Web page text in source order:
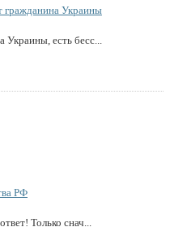
гражданина Украины
есть бесс...
РФ
Только снач...